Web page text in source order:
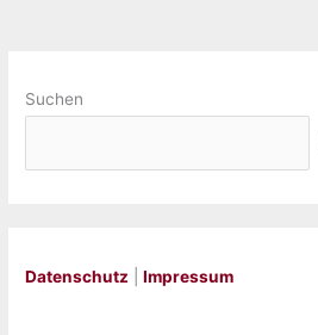
Suchen
Datenschutz |Impressum